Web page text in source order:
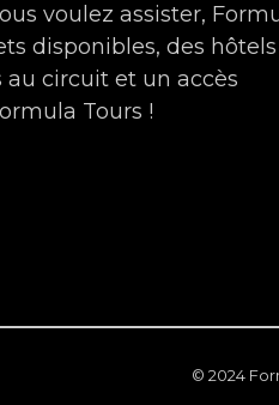
voulez assister,
disponibles, des
au circuit et un accès
Tours !
© 2024